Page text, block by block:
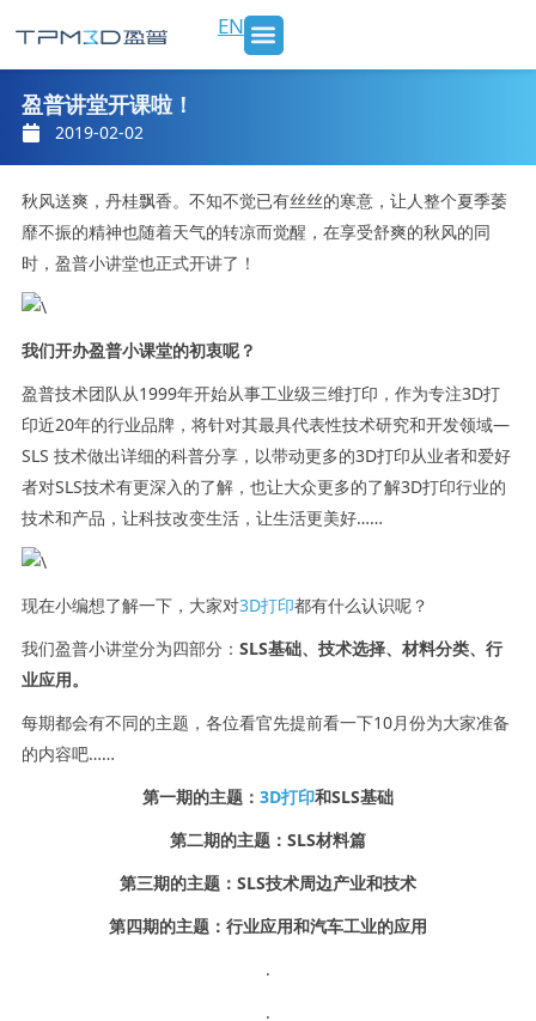
至
内
EN
盈普讲堂开课啦！
2019-02-02
秋风送爽，丹桂飘香。不知不觉已有丝丝的寒意，让人整个夏季萎
靡不振的精神也随着天气的转凉而觉醒，在享受舒爽的秋风的同
时，盈普小讲堂也正式开讲了！
我们开办盈普小课堂的初衷呢？
盈普技术团队从1999年开始从事工业级三维打印，作为专注3D打
印近20年的行业品牌，将针对其最具代表性技术研究和开发领域—
SLS 技术做出详细的科普分享，以带动更多的3D打印从业者和爱好
者对SLS技术有更深入的了解，也让大众更多的了解3D打印行业的
技术和产品，让科技改变生活，让生活更美好……
现在小编想了解一下，大家对3D打印都有什么认识呢？
我们盈普小讲堂分为四部分： SLS基础、技术选择、材料分类、行
业应用。
每期都会有不同的主题，各位看官先提前看一下10月份为大家准备
的内容吧……
第一期的主题： 3D打印和SLS基础
第二期的主题： SLS材料篇
第三期的主题： SLS技术周边产业和技术
第四期的主题：行业应用和汽车工业的应用
.
.